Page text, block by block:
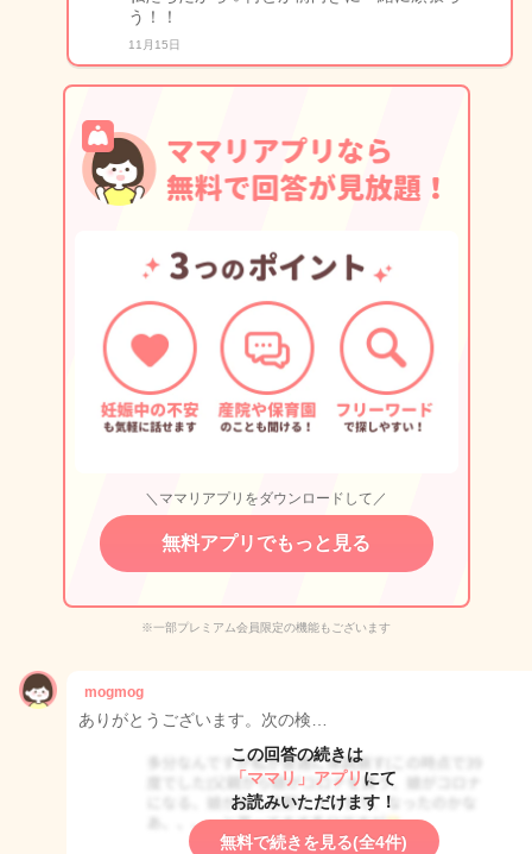
う！！
11月15日
＼ママリアプリをダウンロードして／
無料アプリでもっと見る
※一部プレミアム会員限定の機能もございます
mogmog
ありがとうございます。次の検…
この回答の続きは
「ママリ」アプリ にて
お読みいただけます！
無料で続きを見る(全4件)